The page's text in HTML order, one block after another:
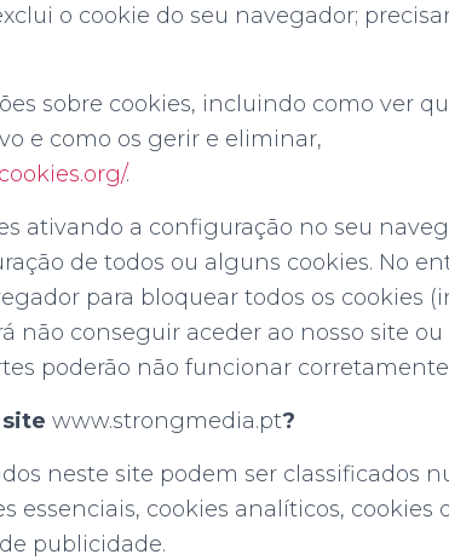
o cookie do seu navegador;
sobre cookies, incluindo como ver
e como os gerir e eliminar,
.
ativando a configuração no seu
de todos ou alguns cookies. No
para bloquear todos os cookies
não conseguir aceder ao nosso site
poderão não funcionar
www.strongmedia.pt?
neste site podem ser classificados
essenciais, cookies analíticos, cookies
publicidade.